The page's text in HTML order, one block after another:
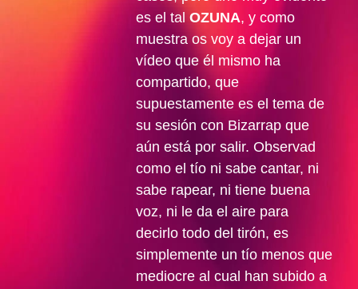
es el tal OZUNA, y como
muestra os voy a dejar un
vídeo que él mismo ha
compartido, que
supuestamente es el tema de
su sesión con Bizarrap que
aún está por salir. Observad
como el tío ni sabe cantar, ni
sabe rapear, ni tiene buena
voz, ni le da el aire para
decirlo todo del tirón, es
simplemente un tío menos que
mediocre al cual han subido a